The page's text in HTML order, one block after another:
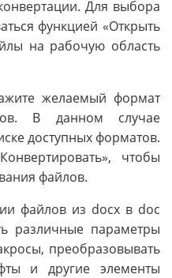
Для выбора
функцией «Открыть
на рабочую область
желаемый формат
В данном случае
доступных форматов.
чтобы
файлов.
файлов из docx в doc
различные параметры
преобразовывать
и другие элементы